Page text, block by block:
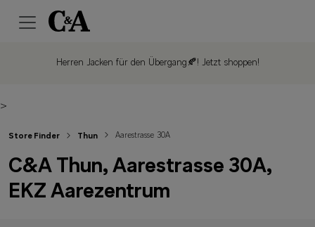
Herren Jacken für den Übergang🍂! Jetzt shoppen!
>
Store Finder Thun Aarestrasse 30A
C&A Thun, Aarestrasse 30A,
EKZ Aarezentrum